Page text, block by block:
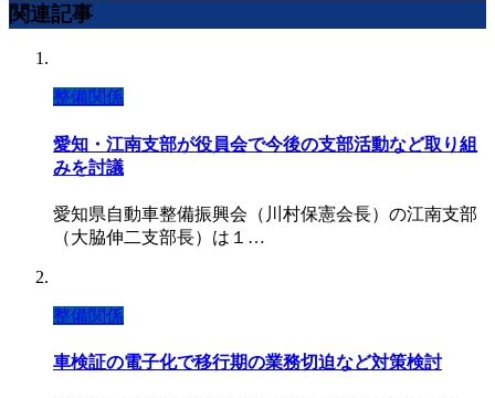
関連記事
整備関係
愛知・江南支部が役員会で今後の支部活動など取り組
みを討議
愛知県自動車整備振興会（川村保憲会長）の江南支部
（大脇伸二支部長）は１…
整備関係
車検証の電子化で移行期の業務切迫など対策検討